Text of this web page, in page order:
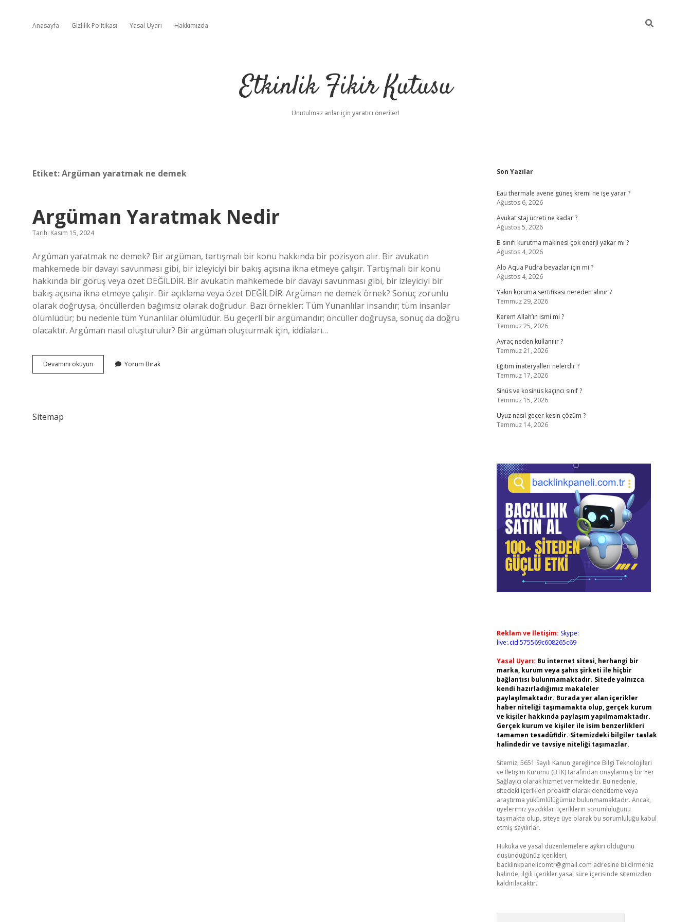
Anasayfa Gizlilik Politikası Yasal Uyarı Hakkımızda
Etkinlik Fikir Kutusu
Unutulmaz anlar için yaratıcı öneriler!
Etiket:Argüman yaratmak ne demek
Argüman Yaratmak Nedir
Tarih: Kasım 15, 2024
Argüman yaratmak ne demek? Bir argüman, tartışmalı bir konu hakkında bir pozisyon alır. Bir avukatın
mahkemede bir davayı savunması gibi, bir izleyiciyi bir bakış açısına ikna etmeye çalışır. Tartışmalı bir konu
hakkında bir görüş veya özet DEĞİLDİR. Bir avukatın mahkemede bir davayı savunması gibi, bir izleyiciyi bir
bakış açısına ikna etmeye çalışır. Bir açıklama veya özet DEĞİLDİR. Argüman ne demek örnek? Sonuç zorunlu
olarak doğruysa, öncüllerden bağımsız olarak doğrudur. Bazı örnekler: Tüm Yunanlılar insandır; tüm insanlar
ölümlüdür; bu nedenle tüm Yunanlılar ölümlüdür. Bu geçerli bir argümandır; öncüller doğruysa, sonuç da doğru
olacaktır. Argüman nasıl oluşturulur? Bir argüman oluşturmak için, iddiaları…
Devamını okuyun Argüman
Yaratmak
Yorum Bırak
Sitemap
Sidebar
Son Yazılar
Eau thermale avene güneş kremi ne işe yarar ?
Ağustos 6, 2026
Avukat staj ücreti ne kadar ?
Ağustos 5, 2026
B sınıfı kurutma makinesi çok enerji yakar mı ?
Ağustos 4, 2026
Alo Aqua Pudra beyazlar için mi ?
Ağustos 4, 2026
Yakın koruma sertifikası nereden alınır ?
Temmuz 29, 2026
Kerem Allah’ın ismi mi ?
Temmuz 25, 2026
Ayraç neden kullanılır ?
Temmuz 21, 2026
Eğitim materyalleri nelerdir ?
Temmuz 17, 2026
Sinüs ve kosinüs kaçıncı sınıf ?
Temmuz 15, 2026
Uyuz nasıl geçer kesin çözüm ?
Temmuz 14, 2026
Reklam ve İletişim: Skype:
live:.cid.575569c608265c69
Yasal Uyarı: Bu internet sitesi, herhangi bir
marka, kurum veya şahıs şirketi ile hiçbir
bağlantısı bulunmamaktadır. Sitede yalnızca
kendi hazırladığımız makaleler
paylaşılmaktadır. Burada yer alan içerikler
haber niteliği taşımamakta olup, gerçek kurum
ve kişiler hakkında paylaşım yapılmamaktadır.
Gerçek kurum ve kişiler ile isim benzerlikleri
tamamen tesadüfidir. Sitemizdeki bilgiler taslak
halindedir ve tavsiye niteliği taşımazlar.
Sitemiz, 5651 Sayılı Kanun gereğince Bilgi Teknolojileri
ve İletişim Kurumu (BTK) tarafından onaylanmış bir Yer
Sağlayıcı olarak hizmet vermektedir. Bu nedenle,
sitedeki içerikleri proaktif olarak denetleme veya
araştırma yükümlülüğümüz bulunmamaktadır. Ancak,
üyelerimiz yazdıkları içeriklerin sorumluluğunu
taşımakta olup, siteye üye olarak bu sorumluluğu kabul
etmiş sayılırlar.
Hukuka ve yasal düzenlemelere aykırı olduğunu
düşündüğünüz içerikleri,
backlinkpanelicomtr@gmail.com adresine bildirmeniz
halinde, ilgili içerikler yasal süre içerisinde sitemizden
kaldırılacaktır.